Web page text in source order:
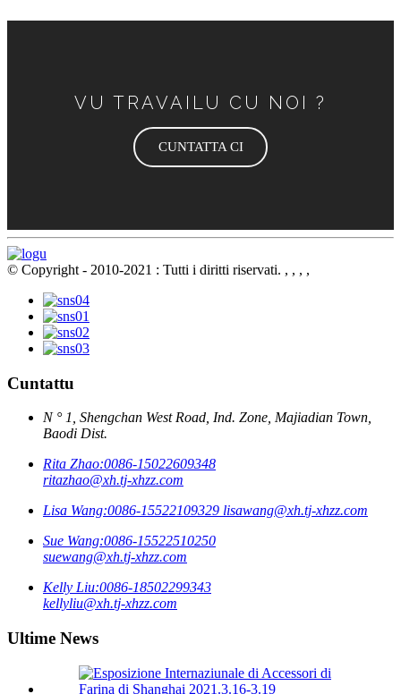
VU TRAVAILU CU NOI ?
CUNTATTA CI
© Copyright - 2010-2021 : Tutti i diritti riservati. , , , ,
Cuntattu
N ° 1, Shengchan West Road, Ind. Zone, Majiadian Town,
Baodi Dist.
Rita Zhao:0086-15022609348
ritazhao@xh.tj-xhzz.com
Lisa Wang:0086-15522109329 lisawang@xh.tj-xhzz.com
Sue Wang:0086-15522510250
suewang@xh.tj-xhzz.com
Kelly Liu:0086-18502299343
kellyliu@xh.tj-xhzz.com
Ultime News